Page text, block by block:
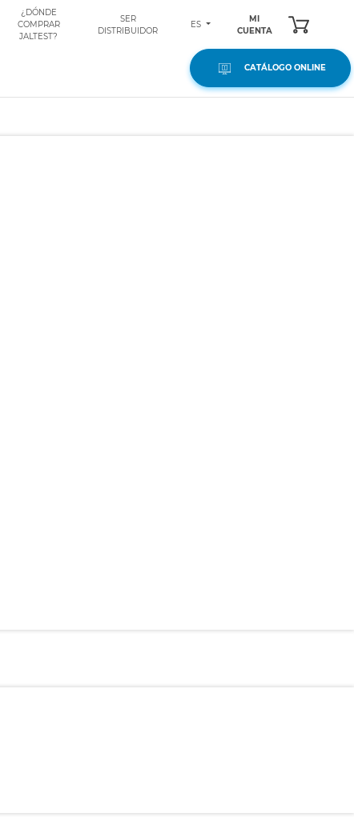
¿DÓNDE
COMPRAR
JALTEST?
SER
DISTRIBUIDOR
ES
MI
CUENTA
CATÁLOGO ONLINE